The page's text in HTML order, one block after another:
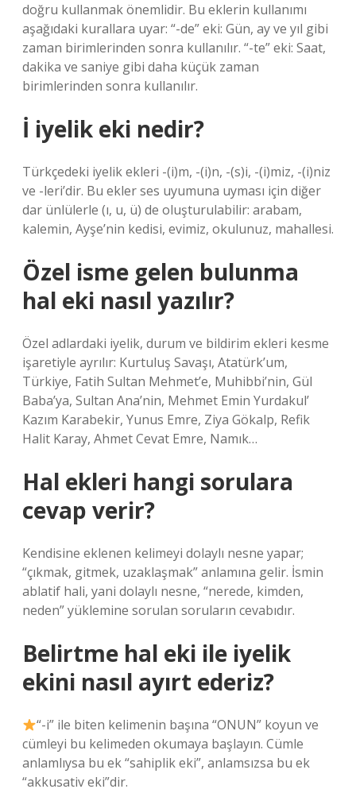
doğru kullanmak önemlidir. Bu eklerin kullanımı
aşağıdaki kurallara uyar: “-de” eki: Gün, ay ve yıl gibi
zaman birimlerinden sonra kullanılır. “-te” eki: Saat,
dakika ve saniye gibi daha küçük zaman
birimlerinden sonra kullanılır.
İ iyelik eki nedir?
Türkçedeki iyelik ekleri -(i)m, -(i)n, -(s)i, -(i)miz, -(i)niz
ve -leri’dir. Bu ekler ses uyumuna uyması için diğer
dar ünlülerle (ı, u, ü) de oluşturulabilir: arabam,
kalemin, Ayşe’nin kedisi, evimiz, okulunuz, mahallesi.
Özel isme gelen bulunma
hal eki nasıl yazılır?
Özel adlardaki iyelik, durum ve bildirim ekleri kesme
işaretiyle ayrılır: Kurtuluş Savaşı, Atatürk’um,
Türkiye, Fatih Sultan Mehmet’e, Muhibbi’nin, Gül
Baba’ya, Sultan Ana’nin, Mehmet Emin Yurdakul’
Kazım Karabekir, Yunus Emre, Ziya Gökalp, Refik
Halit Karay, Ahmet Cevat Emre, Namık…
Hal ekleri hangi sorulara
cevap verir?
Kendisine eklenen kelimeyi dolaylı nesne yapar;
“çıkmak, gitmek, uzaklaşmak” anlamına gelir. İsmin
ablatif hali, yani dolaylı nesne, “nerede, kimden,
neden” yüklemine sorulan soruların cevabıdır.
Belirtme hal eki ile iyelik
ekini nasıl ayırt ederiz?
“-i” ​​ile biten kelimenin başına “ONUN” koyun ve
cümleyi bu kelimeden okumaya başlayın. Cümle
anlamlıysa bu ek “sahiplik eki”, anlamsızsa bu ek
“akkusativ eki”dir.